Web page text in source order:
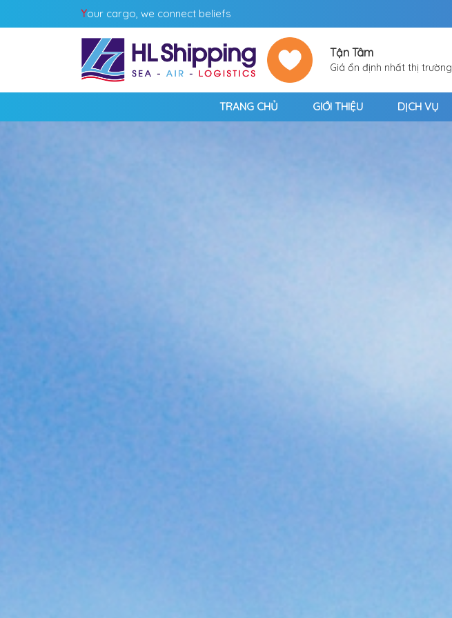
Your cargo, we connect beliefs
Tận Tâm
Giá ổn định nhất thị trường
TRANG CHỦ GIỚI THIỆU DỊCH VỤ